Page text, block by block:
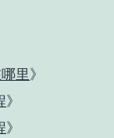
里》
》
》